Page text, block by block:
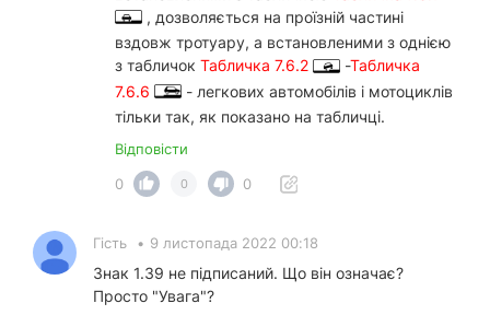
, дозволяється на проїзній частині
вздовж тротуару, а встановленими з однією
з табличок Табличка 7.6.2 -Табличка
7.6.6
- легкових автомобілів і мотоциклів
тільки так, як показано на табличці.
Відповісти
0
0 0
Гість • 9 листопада 2022 00:18
Знак 1.39 не підписаний. Що він означає?
Просто "Увага"?